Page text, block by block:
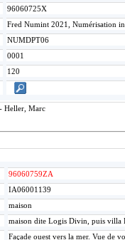
96060725X
Fred Numint 2021, Numérisation
NUMDPT06
0001
120
Heller, Marc
96060759ZA
IA06001139
maison
maison dite Logis Divin, puis villa
Façade ouest vers la mer. Vue de